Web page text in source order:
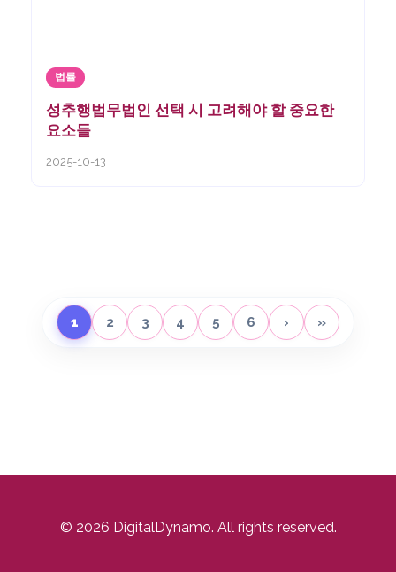
법률
성추행법무법인 선택 시 고려해야 할 중요한
요소들
2025-10-13
1 2 3 4 5 6 › »
© 2026 DigitalDynamo. All rights reserved.